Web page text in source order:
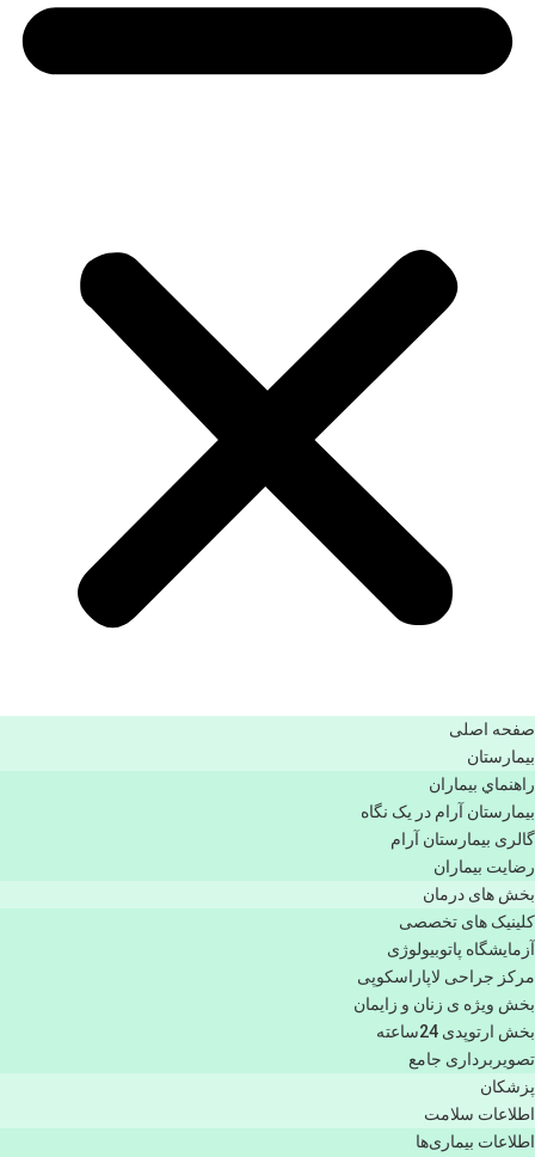
صفحه اصلی
بيمارستان
راهنماي بیماران
بیمارستان آرام در یک نگاه
گالری بیمارستان آرام
رضایت بیماران
بخش های درمان
کلینیک های تخصصی
آزمایشگاه پاتوبیولوژی
مرکز جراحی لاپاراسکوپی
بخش ویژه ی زنان و زایمان
بخش ارتوپدی 24ساعته
تصویربرداری جامع
پزشكان
اطلاعات سلامت
اطلاعات بیماری‌ها